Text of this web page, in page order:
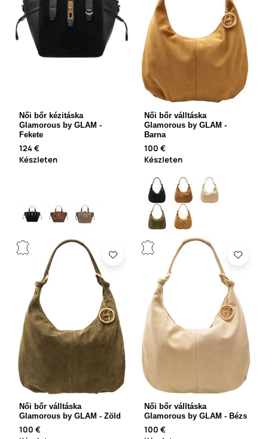
Női bőr kézitáska
Glamorous by GLAM -
Fekete
124 €
Készleten
Női bőr válltáska
Glamorous by GLAM -
Barna
100 €
Készleten
Női bőr válltáska
Glamorous by GLAM - Zöld
100 €
Női bőr válltáska
Glamorous by GLAM - Bézs
100 €